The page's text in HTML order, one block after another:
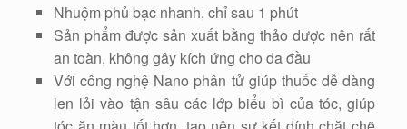
Nhuộm phủ bạc nhanh, chỉ sau 1 phút
Sản phẩm được sản xuất bằng thảo dược nên rất
an toàn, không gây kích ứng cho da đầu
Với công nghệ Nano phân tử giúp thuốc dễ dàng
len lỏi vào tận sâu các lớp biểu bì của tóc, giúp